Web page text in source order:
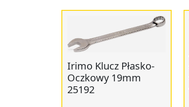
Irimo Klucz Płasko-
Oczkowy 19mm
25192